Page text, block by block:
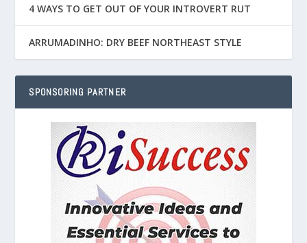
4 WAYS TO GET OUT OF YOUR INTROVERT RUT
ARRUMADINHO: DRY BEEF NORTHEAST STYLE
SPONSORING PARTNER